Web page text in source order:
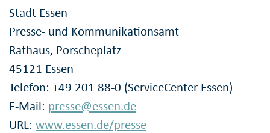
Stadt Essen
Presse- und Kommunikationsamt
Rathaus, Porscheplatz
45121 Essen
Telefon: +49 201 88-0 (ServiceCenter Essen)
E-Mail: presse@essen.de
URL: www.essen.de/presse